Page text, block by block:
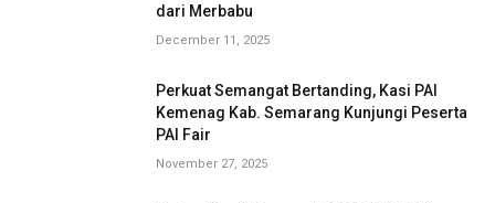
dari Merbabu
December 11, 2025
Perkuat Semangat Bertanding, Kasi PAI
Kemenag Kab. Semarang Kunjungi Peserta
PAI Fair
November 27, 2025